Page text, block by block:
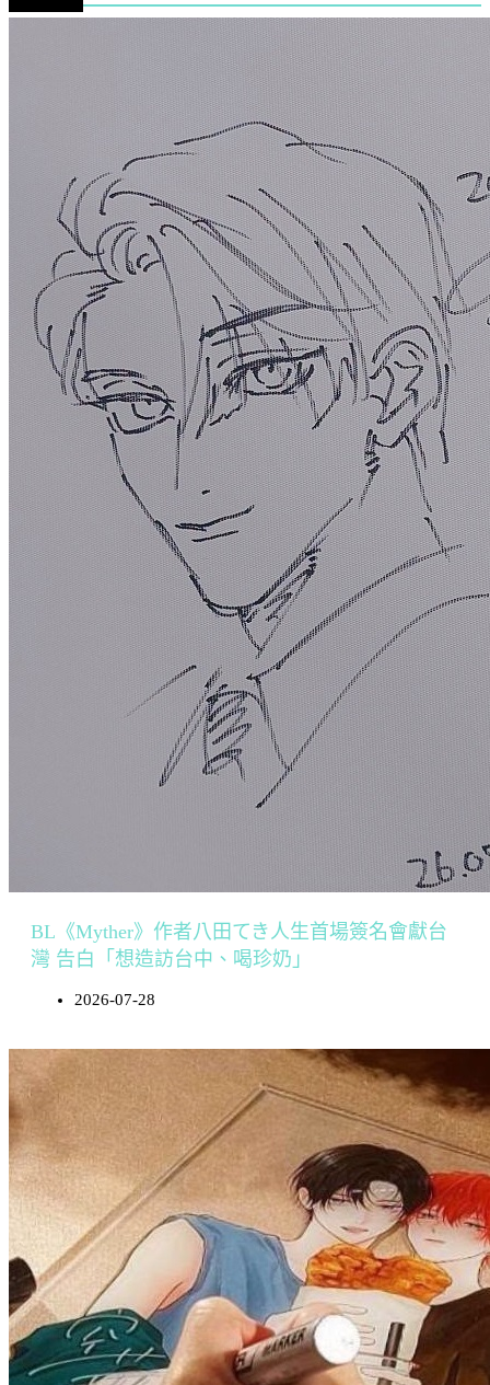
BL《Myther》作者八田てき人生首場簽名會獻台
灣 告白「想造訪台中、喝珍奶」
2026-07-28